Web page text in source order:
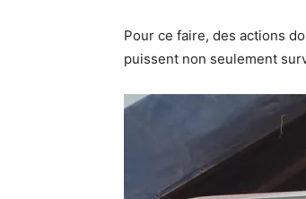
Pour ce faire, des actions
puissent non seulement